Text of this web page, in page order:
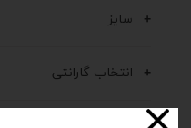
سایز
انتخاب گارانتی